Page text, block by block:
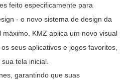
feito especificamente para
- o novo sistema de design da
KMZ aplica um novo visual
seus aplicativos e jogos favoritos,
tela inicial.
garantindo que suas